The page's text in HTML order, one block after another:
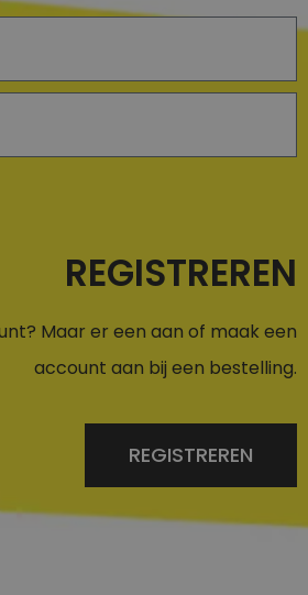
REGISTREREN
Maar er een aan of maak een
account aan bij een bestelling.
REGISTREREN